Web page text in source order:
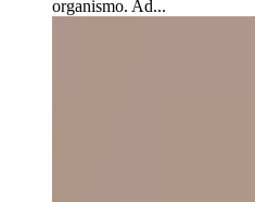
organismo. Ad...